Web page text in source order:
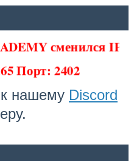
сменился IP
Порт: 2402
нашему Discord